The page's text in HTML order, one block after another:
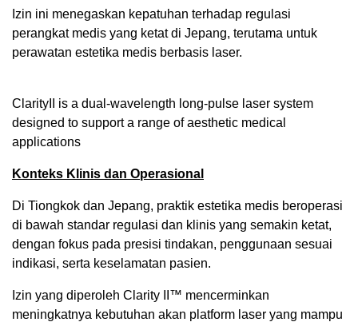
Izin ini menegaskan kepatuhan terhadap regulasi
perangkat medis yang ketat di Jepang, terutama untuk
perawatan estetika medis berbasis laser.
ClarityII is a dual-wavelength long-pulse laser system
designed to support a range of aesthetic medical
applications
Konteks Klinis dan Operasional
Di Tiongkok dan Jepang, praktik estetika medis beroperasi
di bawah standar regulasi dan klinis yang semakin ketat,
dengan fokus pada presisi tindakan, penggunaan sesuai
indikasi, serta keselamatan pasien.
Izin yang diperoleh Clarity II™ mencerminkan
meningkatnya kebutuhan akan platform laser yang mampu